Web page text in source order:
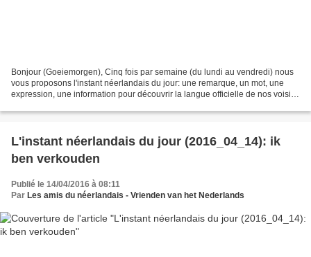
Bonjour (Goeiemorgen), Cinq fois par semaine (du lundi au vendredi) nous
vous proposons l'instant néerlandais du jour: une remarque, un mot, une
expression, une information pour découvrir la langue officielle de nos voisins
L'instant néerlandais du jour (2016_04_14): ik
ben verkouden
Publié le 14/04/2016 à 08:11
Par Les amis du néerlandais - Vrienden van het Nederlands